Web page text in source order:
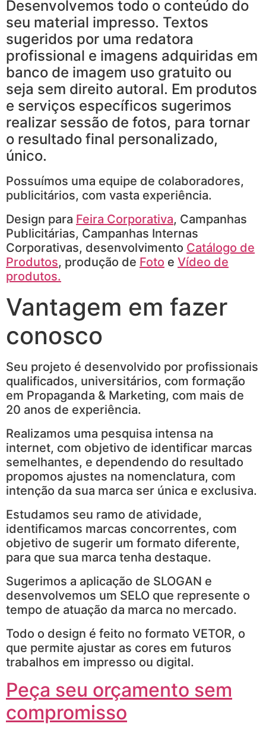
Desenvolvemos todo o conteúdo do
seu material impresso. Textos
sugeridos por uma redatora
profissional e imagens adquiridas em
banco de imagem uso gratuito ou
seja sem direito autoral. Em produtos
e serviços específicos sugerimos
realizar sessão de fotos, para tornar
o resultado final personalizado,
único.
Possuímos uma equipe de colaboradores,
publicitários, com vasta experiência.
Design para Feira Corporativa, Campanhas
Publicitárias, Campanhas Internas
Corporativas, desenvolvimento Catálogo de
Produtos, produção de Foto e Vídeo de
produtos.
Vantagem em fazer
conosco
Seu projeto é desenvolvido por profissionais
qualificados, universitários, com formação
em Propaganda & Marketing, com mais de
20 anos de experiência.
Realizamos uma pesquisa intensa na
internet, com objetivo de identificar marcas
semelhantes, e dependendo do resultado
propomos ajustes na nomenclatura, com
intenção da sua marca ser única e exclusiva.
Estudamos seu ramo de atividade,
identificamos marcas concorrentes, com
objetivo de sugerir um formato diferente,
para que sua marca tenha destaque.
Sugerimos a aplicação de SLOGAN e
desenvolvemos um SELO que represente o
tempo de atuação da marca no mercado.
Todo o design é feito no formato VETOR, o
que permite ajustar as cores em futuros
trabalhos em impresso ou digital.
Peça seu orçamento sem
compromisso